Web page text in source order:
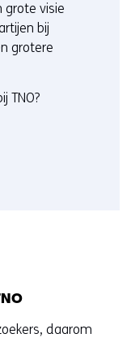
grote visie
bij
grotere
TNO?
daarom